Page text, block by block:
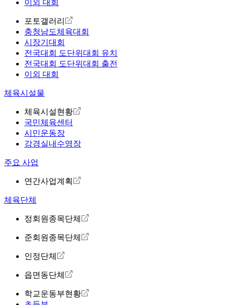
이외 대회
포토갤러리
충청남도체육대회
시장기대회
전국대회 도단위대회 유치
전국대회 도단위대회 출전
이외 대회
체육시설물
체육시설현황
국민체육센터
시민운동장
강경실내수영장
주요 사업
연간사업계획
체육단체
정회원종목단체
준회원종목단체
인정단체
읍면동단체
학교운동부현황